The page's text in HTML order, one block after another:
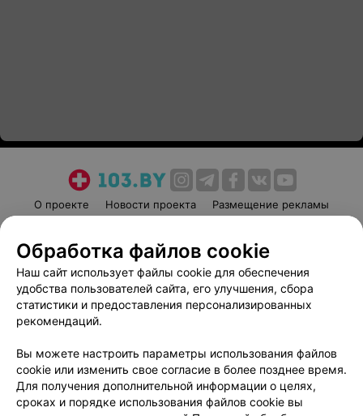
О проекте Новости проекта
Размещение рекламы
Пользовательское соглашение
Способы оплаты
Вакансии
Партнеры
Написать руководителю 103.by
Обработка персональных данных
Обработка файлов cookie
Наш сайт использует файлы cookie для обеспечения
удобства пользователей сайта, его улучшения, сбора
статистики и предоставления персонализированных
рекомендаций.
Вы можете настроить параметры использования файлов
cookie или изменить свое согласие в более позднее время.
Для получения дополнительной информации о целях,
сроках и порядке использования файлов cookie вы